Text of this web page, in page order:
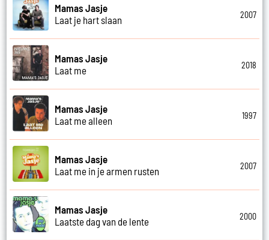
Mamas Jasje
Laat je hart slaan
2007
Mamas Jasje
Laat me
2018
Mamas Jasje
Laat me alleen
1997
Mamas Jasje
Laat me in je armen rusten
2007
Mamas Jasje
Laatste dag van de lente
2000